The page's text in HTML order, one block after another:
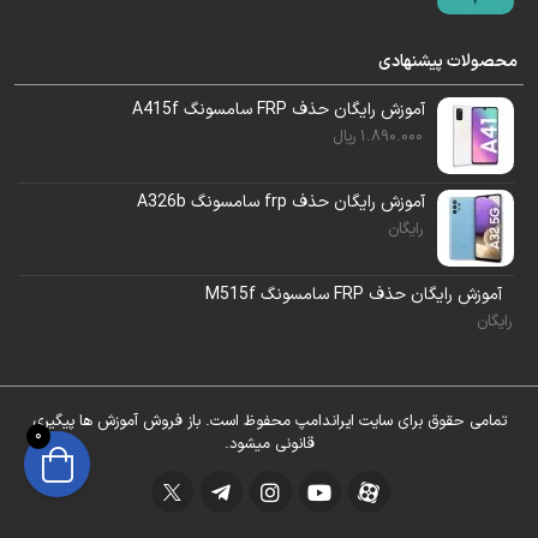
گوشی را توسط تست پوینت بالا وصل کنید.
بعد از اتصال گوشی ، منتظر باشید تا گوشی در
محصولات پیشنهادی
آموزش رایگان حذف FRP سامسونگ A415f
1.890.000 ریال
آموزش رایگان حذف frp سامسونگ A326b
رایگان
آموزش رایگان حذف FRP سامسونگ M515f
رایگان
تمامی حقوق برای سایت ایراندامپ محفوظ است. باز فروش آموزش ها پیگیری
قانونی میشود.
0